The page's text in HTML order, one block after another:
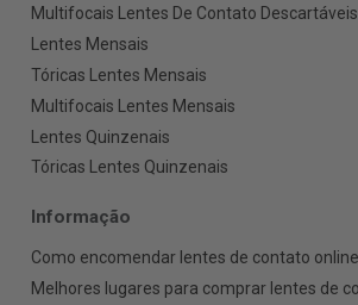
Multifocais Lentes De Contato
Lentes Mensais
Tóricas Lentes Mensais
Multifocais Lentes Mensais
Lentes Quinzenais
Tóricas Lentes Quinzenais
Informação
Como encomendar lentes de contato online
Melhores lugares para comprar lentes de